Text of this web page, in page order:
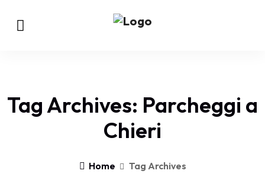
Tag Archives: Parcheggi a
Chieri
Home Tag Archives